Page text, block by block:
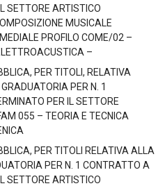
SETTORE ARTISTICO
MUSICALE
PROFILO COME/02 –
–
PER TITOLI, RELATIVA
PER N. 1
PER IL SETTORE
055 – TEORIA E TECNICA
PER TITOLI RELATIVA ALLA
PER N. 1 CONTRATTO A
SETTORE ARTISTICO